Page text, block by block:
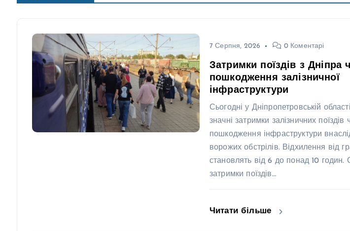
7 Серпня, 2026 0 Коментарі
Затримки поїздів з Дніпра
пошкодження залізничної
інфраструктури
Сьогодні у Дніпропетровській
значні затримки залізничних поїздів
пошкодження інфраструктури
ворожих обстрілів. Відхилення від
становлять від 6 до понад 10 годин.
затримки поїздів…
Читати більше